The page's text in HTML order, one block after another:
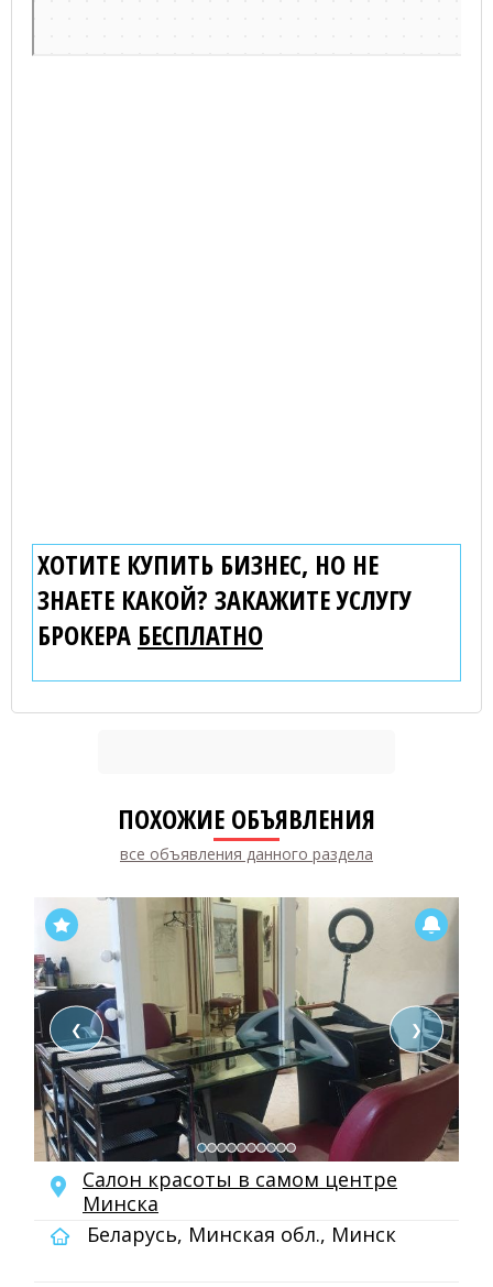
ХОТИТЕ КУПИТЬ БИЗНЕС, НО НЕ
ЗНАЕТЕ КАКОЙ? ЗАКАЖИТЕ УСЛУГУ
БРОКЕРА БЕСПЛАТНО
ПОХОЖИЕ ОБЪЯВЛЕНИЯ
все объявления данного раздела
❮ ❯
Салон красоты в самом центре
Минска
Беларусь, Минская обл., Минск